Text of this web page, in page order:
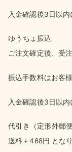
入金確認後3日以内
ゆうちょ振込
ご注文確定後、受
振込手数料はお客
入金確認後3日以内
代引き（定形外郵便
送料＋468円 となり